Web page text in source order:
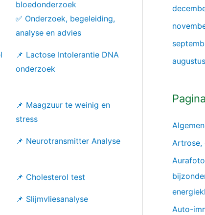
bloedonderzoek
✅ Onderzoek, begeleiding,
analyse en advies
📌 Lactose Intolerantie DNA
onderzoek
📌 Maagzuur te weinig en
stress
📌 Neurotransmitter Analyse
📌 Cholesterol test
📌 Slijmvliesanalyse
Artrose,
Auto-